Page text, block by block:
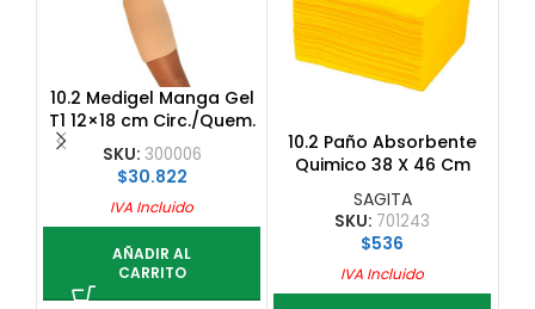
10.2 Medigel Manga Gel
T1 12×18 cm Circ./Quem.
SKU: 300006
$30.822
IVA Incluido
AÑADIR AL
CARRITO
10.2 Paño Absorbente
Quimico 38 X 46 Cm
Absor: 0.378 Lts
SAGITA
SKU: 701243
$536
IVA Incluido